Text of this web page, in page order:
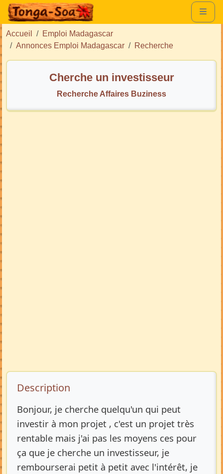
Accueil
Emploi Madagascar
Annonces Emploi Madagascar
Recherche
Cherche un investisseur
Recherche Affaires Buziness
Description de l’annonce
Description
Bonjour, je cherche quelqu'un qui peut
investir à mon projet , c'est un projet très
rentable mais j'ai pas les moyens ces pour
ça que je cherche un investisseur, je
rembourserai petit à petit avec l'intérêt, je